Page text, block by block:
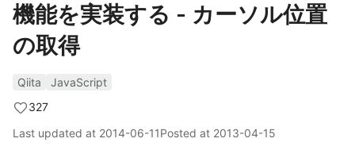
機能を実装する - カーソル位置
の取得
Qiita
JavaScript
327
Last updated at 2014-06-11Posted at 2013-04-15